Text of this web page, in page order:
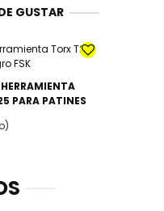
GUSTAR
PARA PATINES